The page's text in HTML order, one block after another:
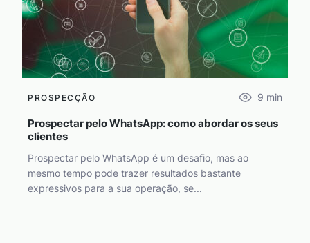
PROSPECÇÃO 9 min
Prospectar pelo WhatsApp: como abordar os seus
clientes
Prospectar pelo WhatsApp é um desafio, mas ao
mesmo tempo pode trazer resultados bastante
expressivos para a sua operação, se...